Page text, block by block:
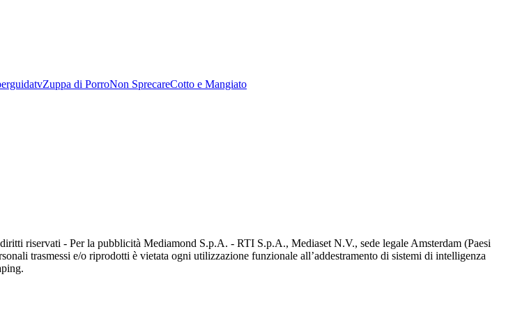
Zuppa di PorroNon SprecareCotto e Mangiato
riservati - Per la pubblicità Mediamond S.p.A. - RTI S.p.A., Mediaset N.V., sede legale Amsterdam (Paesi
trasmessi e/o riprodotti è vietata ogni utilizzazione funzionale all’addestramento di sistemi di intelligenza